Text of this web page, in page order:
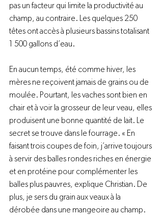
pas un facteur qui limite la productivité au
champ, au contraire. Les quelques 250
têtes ont accès à plusieurs bassins totalisant
1 500 gallons d’eau.
En aucun temps, été comme hiver, les
mères ne reçoivent jamais de grains ou de
moulée. Pourtant, les vaches sont bien en
chair et à voir la grosseur de leur veau, elles
produisent une bonne quantité de lait. Le
secret se trouve dans le fourrage. « En
faisant trois coupes de foin, j’arrive toujours
à servir des balles rondes riches en énergie
et en protéine pour complémenter les
balles plus pauvres, explique Christian. De
plus, je sers du grain aux veaux à la
dérobée dans une mangeoire au champ.